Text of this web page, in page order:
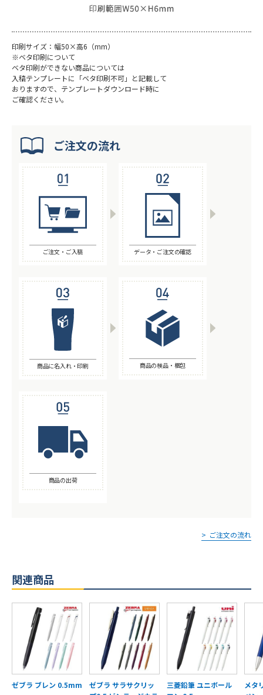
印刷サイズ：幅50×高6（mm）
※ベタ印刷について
ベタ印刷ができない商品については
入稿テンプレートに「ベタ印刷不可」と記載して
おりますので、テンプレートダウンロード時に
ご確認ください。
ご注文の流れ
ご注文・ご入稿 データ・ご注文の確認
商品に名入れ・印刷 商品の検品・梱包
商品の出荷
ご注文の流れ
関連商品
ゼブラ ブレン 0.5mm
ゼブラ サラサクリッ
三菱鉛筆 ユニボール
メタ